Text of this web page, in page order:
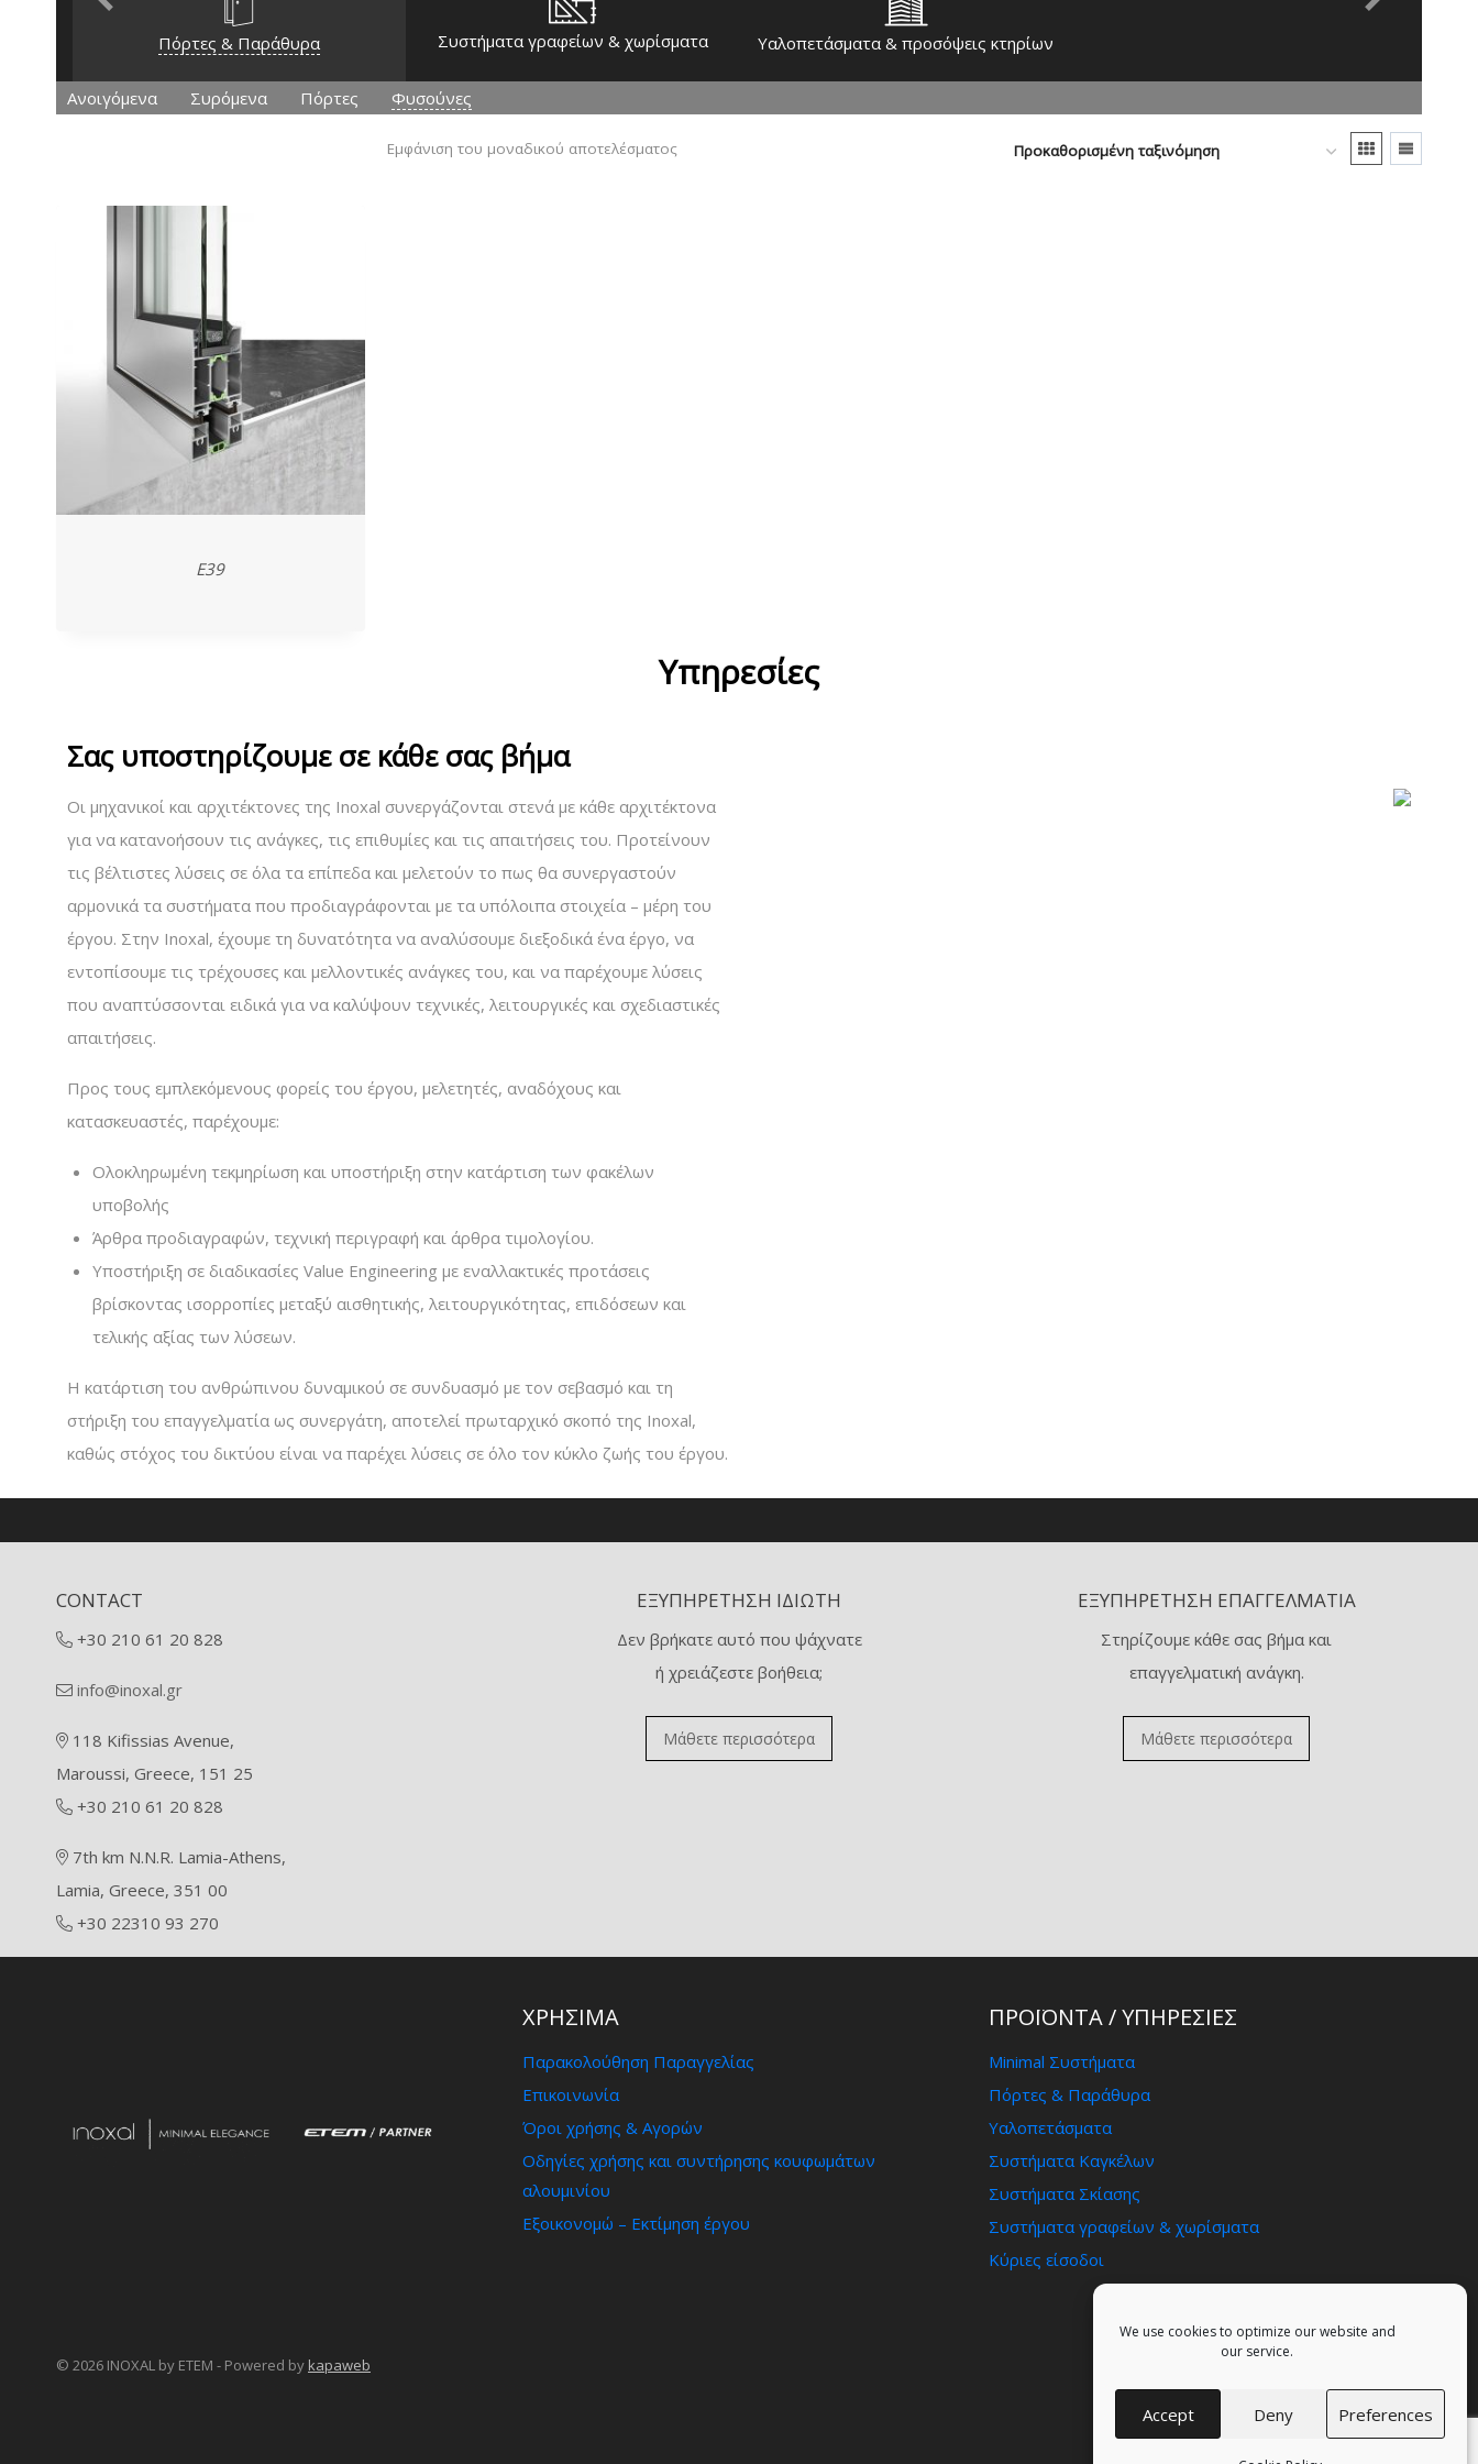
We use cookies to optimize our website and
our service.
Accept Deny Preferences
Πόρτες & Παράθυρα Συστήματα γραφείων & χωρίσματα Υαλοπετάσματα & προσόψεις κτηρίων
Previous Next
Ανοιγόμενα Συρόμενα Πόρτες Φυσούνες
Εμφάνιση του μοναδικού αποτελέσματος
E39
Υπηρεσίες
Σας υποστηρίζουμε σε κάθε σας βήμα
Oι μηχανικοί και αρχιτέκτονες της Inoxal συνεργάζονται στενά με κάθε αρχιτέκτονα
για να κατανοήσουν τις ανάγκες, τις επιθυμίες και τις απαιτήσεις του. Προτείνουν
τις βέλτιστες λύσεις σε όλα τα επίπεδα και μελετούν το πως θα συνεργαστούν
αρμονικά τα συστήματα που προδιαγράφονται με τα υπόλοιπα στοιχεία – μέρη του
έργου. Στην Inoxal, έχουμε τη δυνατότητα να αναλύσουμε διεξοδικά ένα έργο, να
εντοπίσουμε τις τρέχουσες και μελλοντικές ανάγκες του, και να παρέχουμε λύσεις
που αναπτύσσονται ειδικά για να καλύψουν τεχνικές, λειτουργικές και σχεδιαστικές
απαιτήσεις.
Προς τους εμπλεκόμενους φορείς του έργου, μελετητές, αναδόχους και
κατασκευαστές, παρέχουμε:
Ολοκληρωμένη τεκμηρίωση και υποστήριξη στην κατάρτιση των φακέλων
υποβολής
Άρθρα προδιαγραφών, τεχνική περιγραφή και άρθρα τιμολογίου.
Υποστήριξη σε διαδικασίες Value Engineering με εναλλακτικές προτάσεις
βρίσκοντας ισορροπίες μεταξύ αισθητικής, λειτουργικότητας, επιδόσεων και
τελικής αξίας των λύσεων.
Η κατάρτιση του ανθρώπινου δυναμικού σε συνδυασμό με τον σεβασμό και τη
στήριξη του επαγγελματία ως συνεργάτη, αποτελεί πρωταρχικό σκοπό της Inoxal,
καθώς στόχος του δικτύου είναι να παρέχει λύσεις σε όλο τον κύκλο ζωής του έργου.
CONTACT
+30 210 61 20 828
info@inoxal.gr
118 Kifissias Avenue,
Maroussi, Greece, 151 25
+30 210 61 20 828
7th km N.N.R. Lamia-Athens,
Lamia, Greece, 351 00
+30 22310 93 270
ΕΞΥΠΗΡΈΤΗΣΗ ΙΔΙΏΤΗ
Δεν βρήκατε αυτό που ψάχνατε
ή χρειάζεστε βοήθεια;
Μάθετε περισσότερα
ΕΞΥΠΗΡΈΤΗΣΗ ΕΠΑΓΓΕΛΜΑΤΊΑ
Στηρίζουμε κάθε σας βήμα και
επαγγελματική ανάγκη.
Μάθετε περισσότερα
ΧΡΗΣΙΜΑ
Παρακολούθηση Παραγγελίας
Επικοινωνία
Όροι χρήσης & Αγορών
Οδηγίες χρήσης και συντήρησης κουφωμάτων
αλουμινίου
Εξοικονομώ – Εκτίμηση έργου
ΠΡΟΪΟΝΤΑ / ΥΠΗΡΕΣΊΕΣ
Minimal Συστήματα
Πόρτες & Παράθυρα
Υαλοπετάσματα
Συστήματα Καγκέλων
Συστήματα Σκίασης
Συστήματα γραφείων & χωρίσματα
Κύριες είσοδοι
© 2026 INOXAL by ΕΤΕΜ - Powered by kapaweb